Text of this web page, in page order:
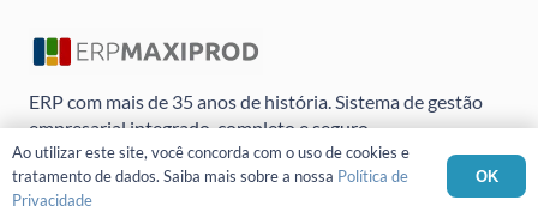
ERP com mais de 35 anos de história. Sistema de gestão
empresarial integrado, completo e seguro.
Ao utilizar este site, você concorda com o uso de cookies e
tratamento de dados. Saiba mais sobre a nossa Política de
Privacidade
OK